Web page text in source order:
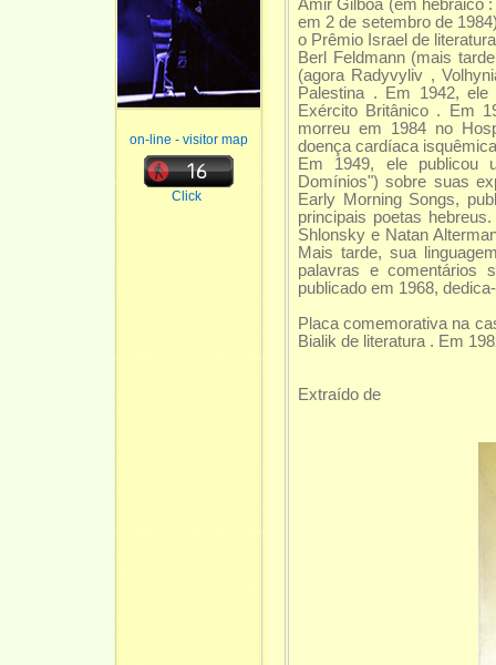
on-line - visitor map
Click
Amir Gilboa (em hebraico
em 2 de setembro de
o Prêmio Israel de
Berl Feldmann (mais
(agora Radyvyliv ,
Palestina . Em 1942,
Exército Britânico . Em
morreu em 1984 no
doença cardíaca
Em 1949, ele publicou
Domínios") sobre suas
Early Morning Songs,
principais poetas
Shlonsky e Natan
Mais tarde, sua
palavras e comentários
publicado em 1968,
Placa comemorativa na
Bialik de literatura . Em
Extraído de